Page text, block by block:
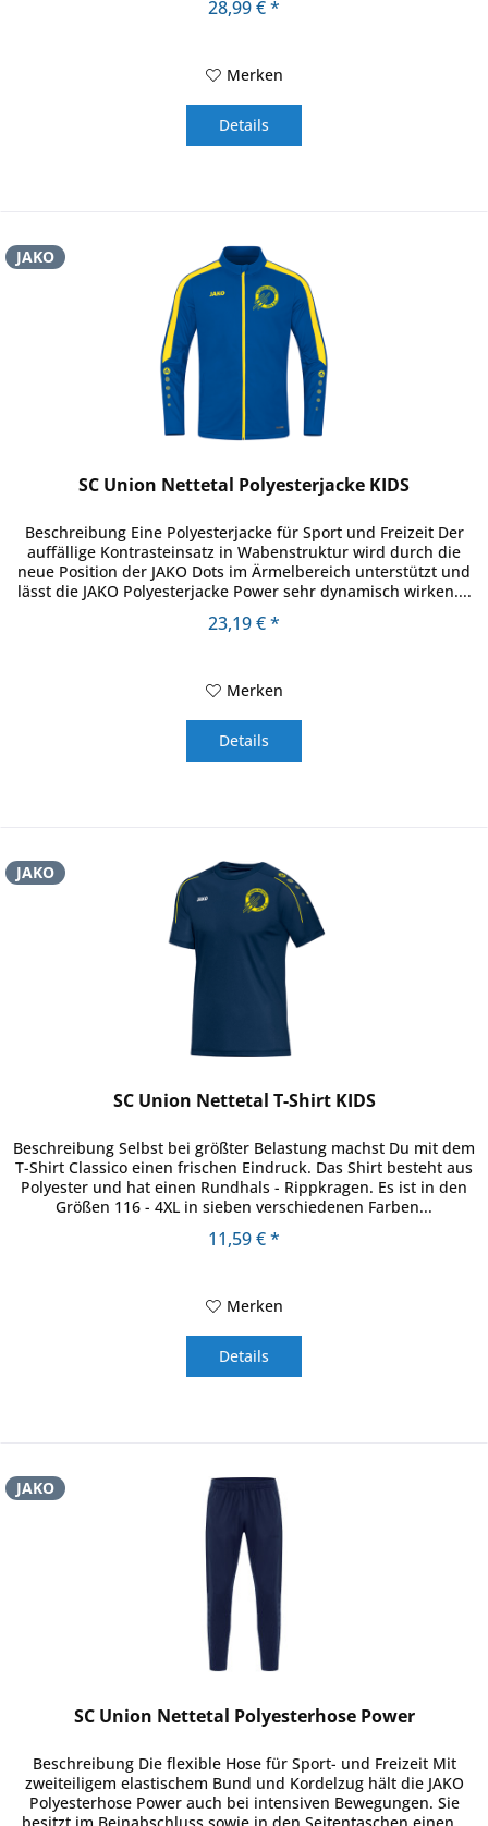
28,99 € *
Merken
Details
JAKO
SC Union Nettetal Polyesterjacke KIDS
Beschreibung Eine Polyesterjacke für Sport und Freizeit Der
auffällige Kontrasteinsatz in Wabenstruktur wird durch die
neue Position der JAKO Dots im Ärmelbereich unterstützt und
lässt die JAKO Polyesterjacke Power sehr dynamisch wirken....
23,19 € *
Merken
Details
JAKO
SC Union Nettetal T-Shirt KIDS
Beschreibung Selbst bei größter Belastung machst Du mit dem
T-Shirt Classico einen frischen Eindruck. Das Shirt besteht aus
Polyester und hat einen Rundhals - Rippkragen. Es ist in den
Größen 116 - 4XL in sieben verschiedenen Farben...
11,59 € *
Merken
Details
JAKO
SC Union Nettetal Polyesterhose Power
Beschreibung Die flexible Hose für Sport- und Freizeit Mit
zweiteiligem elastischem Bund und Kordelzug hält die JAKO
Polyesterhose Power auch bei intensiven Bewegungen. Sie